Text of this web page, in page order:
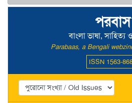
পরবাস
বাংলা ভাষা, সাহিত্য
Parabaas, a Bengali
ISSN 1563-